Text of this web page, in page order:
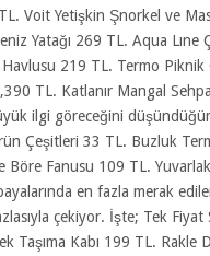
Voit Yetişkin Şnorkel ve
Yatağı 269 TL. Aqua Lıne
219 TL. Termo Piknik
TL. Katlanır Mangal
ilgi göreceğini
Çeşitleri 33 TL. Buzluk
Fanusu 109 TL.
en fazla merak
çekiyor. İşte; Tek Fiyat
Taşıma Kabı 199 TL. Rakle